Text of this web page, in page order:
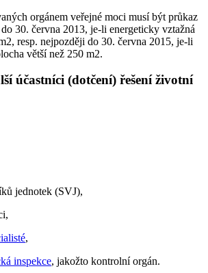
orgánem veřejné moci musí být průkaz
30. června 2013, je-li energeticky vztažná
resp. nejpozději do 30. června 2015, je-li
větší než 250 m2.
účastníci (dotčení) řešení životní
jednotek (SVJ),
,
inspekce, jakožto kontrolní orgán.